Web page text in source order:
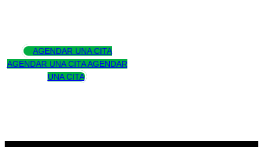
AGENDAR UNA CITA
AGENDAR UNA CITA AGENDAR
UNA CITA